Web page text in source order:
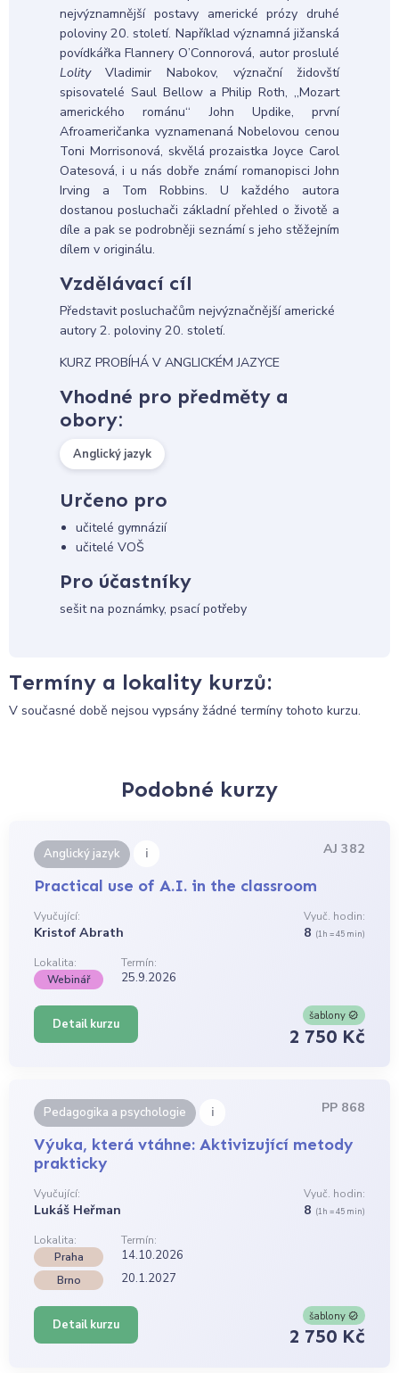
nejvýznamnější postavy americké prózy druhé
poloviny 20. století. Například významná jižanská
povídkářka Flannery O’Connorová, autor proslulé
LolityVladimir Nabokov, význační židovští
spisovatelé Saul Bellow a Philip Roth, „Mozart
amerického románu“ John Updike, první
Afroameričanka vyznamenaná Nobelovou cenou
Toni Morrisonová, skvělá prozaistka Joyce Carol
Oatesová, i u nás dobře známí romanopisci John
Irving a Tom Robbins. U každého autora
dostanou posluchači základní přehled o životě a
díle a pak se podrobněji seznámí s jeho stěžejním
dílem v originálu.
Vzdělávací cíl
Představit posluchačům nejvýznačnější americké
autory 2. poloviny 20. století.
KURZ PROBÍHÁ V ANGLICKÉM JAZYCE
Vhodné pro předměty a
obory:
Anglický jazyk
Určeno pro
učitelé gymnázií
učitelé VOŠ
Pro účastníky
sešit na poznámky, psací potřeby
Termíny a lokality kurzů:
V současné době nejsou vypsány žádné termíny tohoto kurzu.
Podobné kurzy
Anglický jazyk i AJ 382
Practical use of A.I. in the classroom
Vyučující:
Kristof Abrath
Vyuč. hodin:
8 (1h = 45 min)
Lokalita:
Termín:
Webinář
25.9.2026
Detail kurzu
šablony
2 750 Kč
Pedagogika a psychologie i PP 868
Výuka, která vtáhne: Aktivizující metody
prakticky
Vyučující:
Lukáš Heřman
Vyuč. hodin:
8 (1h = 45 min)
Lokalita:
Termín:
Praha
14.10.2026
Brno 20.1.2027
Detail kurzu
šablony
2 750 Kč